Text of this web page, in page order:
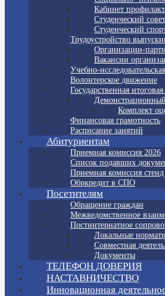
Кабинет
Студенческий совет
Студенческий
Трудоустройство
Организации-
Вакансии
Учебно-
Волонтерское движение
Государственная итоговая
Комплект
Финансовая грамотность
Расписание занятий
Абитуриентам
Приемная комиссия 2026
Список подавших
Приемная комиссия стенд
Обркредит в СПО
Посетителям
Обращение граждан
Межведомственное
Постинтернатное
Локальные
Совместная
Документы
ТЕЛЕФОН ДОВЕРИЯ
НАСТАВНИЧЕСТВО
Инновационная